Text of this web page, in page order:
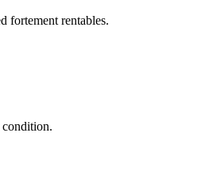
fortement rentables.
condition.